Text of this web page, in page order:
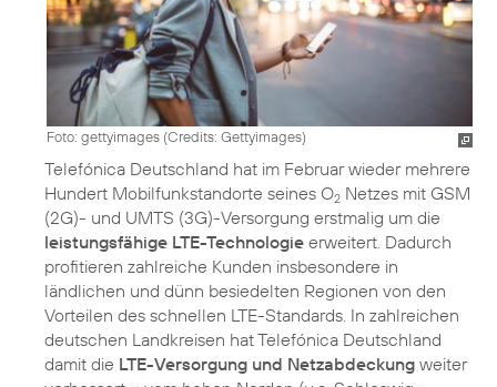
Foto: gettyimages (Credits: Gettyimages)
Telefónica Deutschland hat im Februar wieder mehrere
Hundert Mobilfunkstandorte seines O2 Netzes mit GSM
(2G)- und UMTS (3G)-Versorgung erstmalig um die
leistungsfähige LTE-Technologie erweitert. Dadurch
profitieren zahlreiche Kunden insbesondere in
ländlichen und dünn besiedelten Regionen von den
Vorteilen des schnellen LTE-Standards. In zahlreichen
deutschen Landkreisen hat Telefónica Deutschland
damit die LTE-Versorgung und Netzabdeckung weiter